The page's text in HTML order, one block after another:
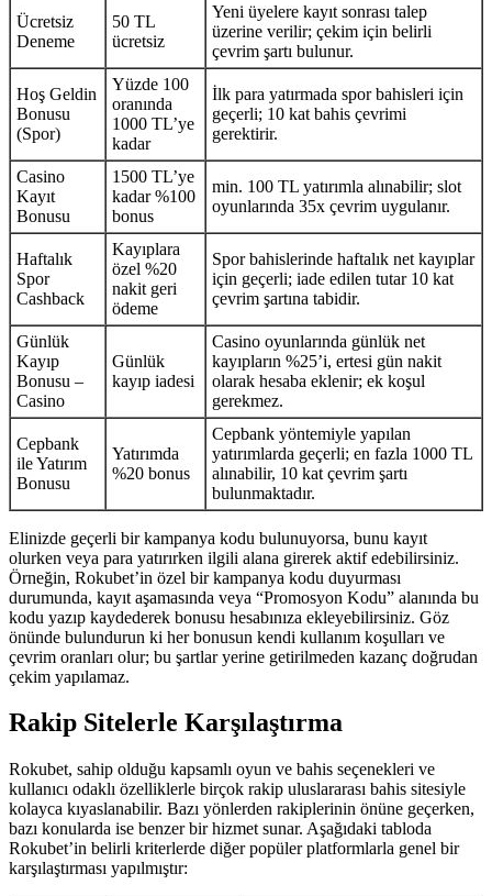
Ücretsiz
Deneme
50 TL
ücretsiz
Yeni üyelere kayıt sonrası talep
üzerine verilir; çekim için belirli
çevrim şartı bulunur.
Hoş Geldin
Bonusu
(Spor)
Yüzde 100
oranında
1000 TL’ye
kadar
İlk para yatırmada spor bahisleri için
geçerli; 10 kat bahis çevrimi
gerektirir.
Casino
Kayıt
Bonusu
1500 TL’ye
kadar %100
bonus
min. 100 TL yatırımla alınabilir; slot
oyunlarında 35x çevrim uygulanır.
Haftalık
Spor
Cashback
Kayıplara
özel %20
nakit geri
ödeme
Spor bahislerinde haftalık net kayıplar
için geçerli; iade edilen tutar 10 kat
çevrim şartına tabidir.
Günlük
Kayıp
Bonusu –
Casino
Günlük
kayıp iadesi
Casino oyunlarında günlük net
kayıpların %25’i, ertesi gün nakit
olarak hesaba eklenir; ek koşul
gerekmez.
Cepbank
ile Yatırım
Bonusu
Yatırımda
%20 bonus
Cepbank yöntemiyle yapılan
yatırımlarda geçerli; en fazla 1000 TL
alınabilir, 10 kat çevrim şartı
bulunmaktadır.
Elinizde geçerli bir kampanya kodu bulunuyorsa, bunu kayıt
olurken veya para yatırırken ilgili alana girerek aktif edebilirsiniz.
Örneğin, Rokubet’in özel bir kampanya kodu duyurması
durumunda, kayıt aşamasında veya “Promosyon Kodu” alanında bu
kodu yazıp kaydederek bonusu hesabınıza ekleyebilirsiniz. Göz
önünde bulundurun ki her bonusun kendi kullanım koşulları ve
çevrim oranları olur; bu şartlar yerine getirilmeden kazanç doğrudan
çekim yapılamaz.
Rakip Sitelerle Karşılaştırma
Rokubet, sahip olduğu kapsamlı oyun ve bahis seçenekleri ve
kullanıcı odaklı özelliklerle birçok rakip uluslararası bahis sitesiyle
kolayca kıyaslanabilir. Bazı yönlerden rakiplerinin önüne geçerken,
bazı konularda ise benzer bir hizmet sunar. Aşağıdaki tabloda
Rokubet’in belirli kriterlerde diğer popüler platformlarla genel bir
karşılaştırması yapılmıştır: